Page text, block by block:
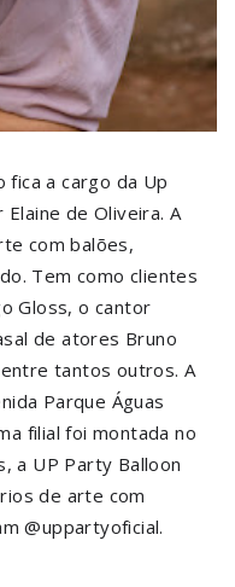
fica a cargo da Up
de Oliveira. A
com balões,
Tem como clientes
Gloss, o cantor
de atores Bruno
entre tantos outros. A
Parque Águas
filial foi montada no
a UP Party Balloon
de arte com
@uppartyoficial.